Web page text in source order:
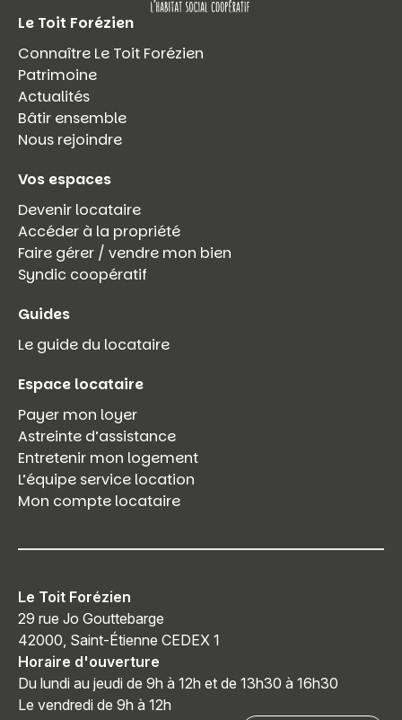
Le Toit Forézien
Connaître Le Toit Forézien
Patrimoine
Actualités
Bâtir ensemble
Nous rejoindre
Vos espaces
Devenir locataire
Accéder à la propriété
Faire gérer / vendre mon bien
Syndic coopératif
Guides
Le guide du locataire
Espace locataire
Payer mon loyer
Astreinte d’assistance
Entretenir mon logement
L’équipe service location
Mon compte locataire
Le Toit Forézien
29 rue Jo Gouttebarge
42000, Saint-Étienne CEDEX 1
Horaire d'ouverture
Du lundi au jeudi de 9h à 12h et de 13h30 à 16h30
Le vendredi de 9h à 12h